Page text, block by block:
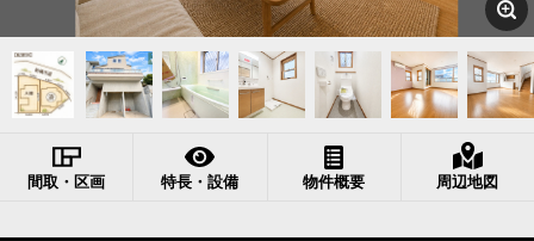
間取・区画 特長・設備 物件概要 周辺地図